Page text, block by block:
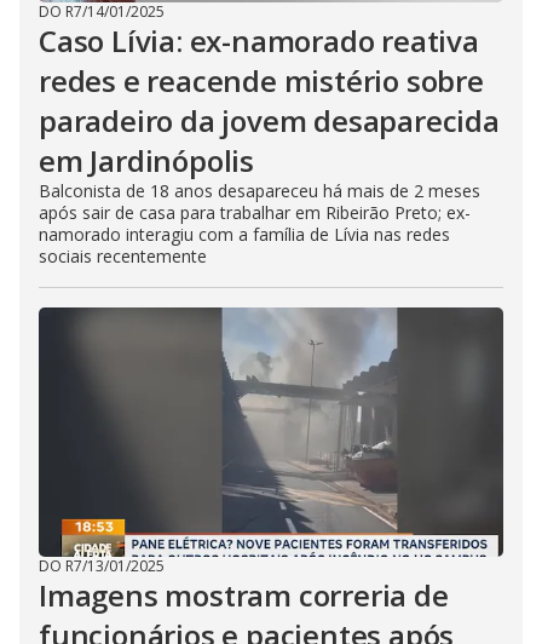
DO R7/14/01/2025
Caso Lívia: ex-namorado reativa
redes e reacende mistério sobre
paradeiro da jovem desaparecida
em Jardinópolis
Balconista de 18 anos desapareceu há mais de 2 meses
após sair de casa para trabalhar em Ribeirão Preto; ex-
namorado interagiu com a família de Lívia nas redes
sociais recentemente
DO R7/13/01/2025
Imagens mostram correria de
funcionários e pacientes após